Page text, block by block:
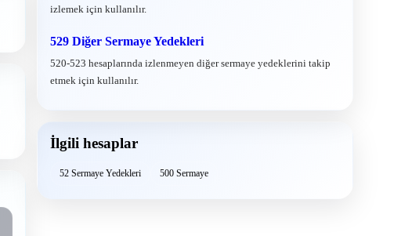
izlemek için kullanılır.
529 Diğer Sermaye Yedekleri
520-523 hesaplarında izlenmeyen diğer sermaye yedeklerini takip
etmek için kullanılır.
İlgili hesaplar
52 Sermaye Yedekleri 500 Sermaye